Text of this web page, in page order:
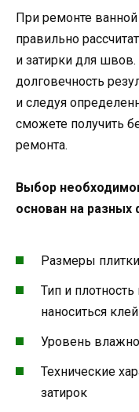
При ремонте
правильно
и затирки для швов.
долговечность
и следуя
сможете получить
ремонта.
Выбор
основан на разных
Размеры
Тип и
наноситься клей
Уровень
Технические
затирок